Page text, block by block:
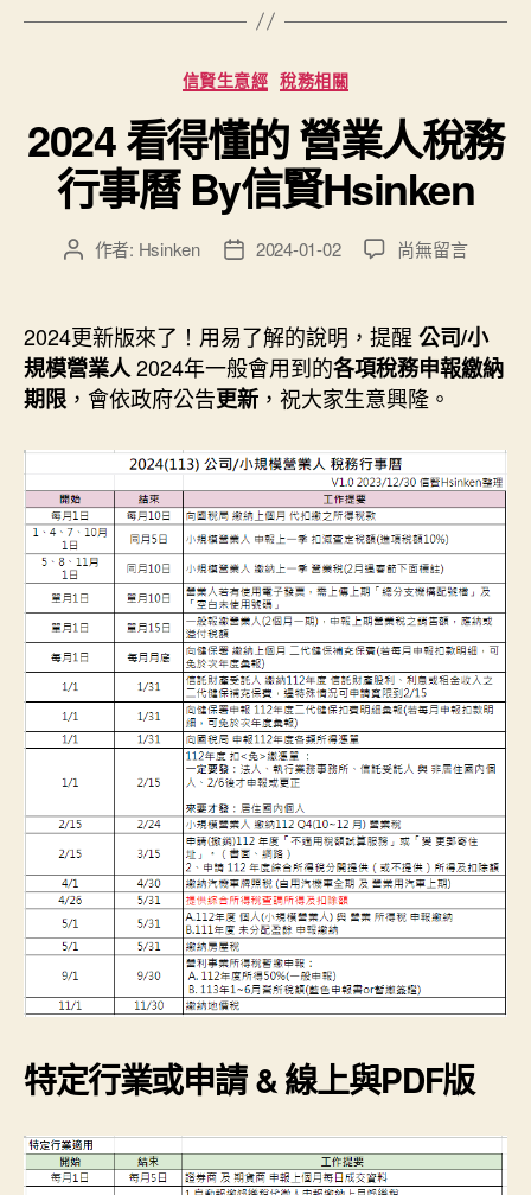
一
解
決
方
法
完
理
方
式”
分
類
信賢生意經 稅務相關
2024 看得懂的 營業人稅務
行事曆 By信賢Hsinken
文
者
作者: Hsinken
文
佈
日
期
2024-01-02
在
得
懂
的
營
人
稅
務
行
事
曆
By
信
賢
Hsinken〉
中
尚無留言
2024更新版來了！用易了解的說明，提醒 公司/小
規模營業人2024年一般會用到的各項稅務申報繳納
期限 ，會依政府公告更新 ，祝大家生意興隆。
特定行業或申請 & 線上與PDF版